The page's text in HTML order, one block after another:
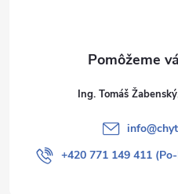
Ing. Tomáš Žabenský
info@
+420 771 149 411